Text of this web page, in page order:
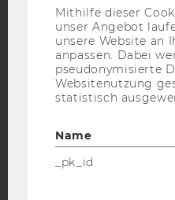
Facebook
YouTube
Mithilfe dieser
unser Angebot
unsere Website an
anpassen. Dabei
pseudonymisierte
Websitenutzung
statistisch
Name
_pk_id